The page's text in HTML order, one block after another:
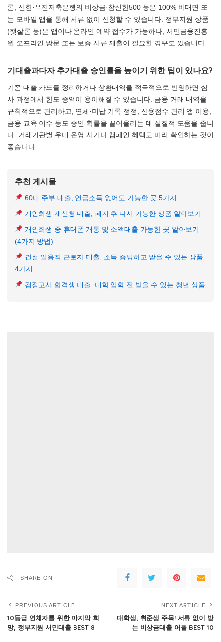
론, 신한·유진저축은행의 비상금·참신한500 등은 100% 비대면 또
는 모바일 앱을 통해 서류 없이 신청할 수 있습니다. 정부지원 상품
(햇살론 등)은 앱이나 온라인 예약 접수가 가능하나, 서민금융진흥
원 오프라인 방문 또는 보증 서류 제출이 필요한 경우도 있습니다.
기대출과다자 추가대출 승인률을 높이기 위한 팁이 있나요?
기존 대출 카드를 정리하거나 상환내역을 적극적으로 반영하면 심
사 과정에서 한도 증액이 용이해질 수 있습니다. 금융 거래 내역을
규칙적으로 관리하고, 연체·미납 기록 정정, 신용점수 관리 앱 이용,
금융 교육 이수 등도 승인 확률을 끌어올리는 데 실질적 도움을 줍니
다. 거래기관별 우대 운영 시기나 캠페인 혜택도 미리 확인하는 것이
좋습니다.
추천 게시물
60대 주부 대출, 연금소득 없어도 가능한 곳 5가지
개인회생 재신청 대출, 폐지 후 다시 가능한 상품 알아보기
개인회생 중 휴대폰 개통 및 소액대출 가능한 곳 알아보기
(4가지 방법)
건설 일용직 근로자 대출, 소득 증빙하고 받을 수 있는 상품
4가지
검정고시 합격생 대출: 대학 입학 전 받을 수 있는 청년 상품
SHARE ON
PREVIOUS ARTICLE
10등급 연체자를 위한 마지막 희
망, 정부지원 서민대출 BEST 8
NEXT ARTICLE
대학생, 취준생 주목! 서류 없이 받
는 비상금대출 어플 BEST 10